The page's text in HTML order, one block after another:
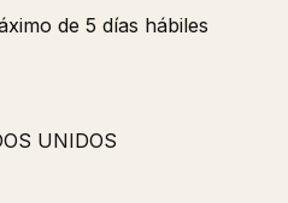
de 5 días hábiles
UNIDOS